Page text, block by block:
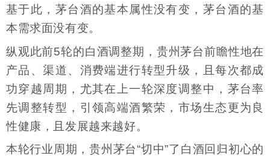
基于此，茅台酒的基本属性没有变，茅台酒的基
本需求面没有变。
纵观此前5轮的白酒调整期，贵州茅台前瞻性地在
产品、渠道、消费端进行转型升级，且每次都成
功穿越周期，尤其在上一轮深度调整中，茅台率
先调整转型，引领高端酒繁荣，市场生态更为良
性健康，且发展越来越好。
本轮行业周期，贵州茅台“切中”了白酒回归初心的